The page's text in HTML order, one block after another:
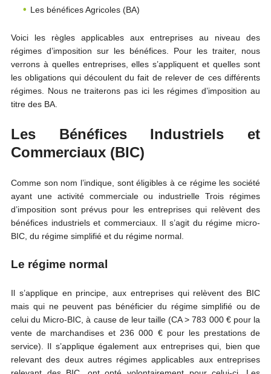
Les bénéfices Agricoles (BA)
Voici les règles applicables aux entreprises au niveau des
régimes d’imposition sur les bénéfices. Pour les traiter, nous
verrons à quelles entreprises, elles s’appliquent et quelles sont
les obligations qui découlent du fait de relever de ces différents
régimes. Nous ne traiterons pas ici les régimes d’imposition au
titre des BA.
Les Bénéfices Industriels et
Commerciaux (BIC)
Comme son nom l’indique, sont éligibles à ce régime les société
ayant une activité commerciale ou industrielle Trois régimes
d’imposition sont prévus pour les entreprises qui relèvent des
bénéfices industriels et commerciaux. Il s’agit du régime micro-
BIC, du régime simplifié et du régime normal.
Le régime normal
Il s’applique en principe, aux entreprises qui relèvent des BIC
mais qui ne peuvent pas bénéficier du régime simplifié ou de
celui du Micro-BIC, à cause de leur taille (CA > 783 000 € pour la
vente de marchandises et 236 000 € pour les prestations de
service). Il s’applique également aux entreprises qui, bien que
relevant des deux autres régimes applicables aux entreprises